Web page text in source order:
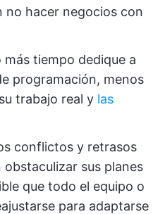
no hacer negocios con
más tiempo dedique a
programación, menos
trabajo real y las
conflictos y retrasos
sus planes
que todo el equipo o
para adaptarse